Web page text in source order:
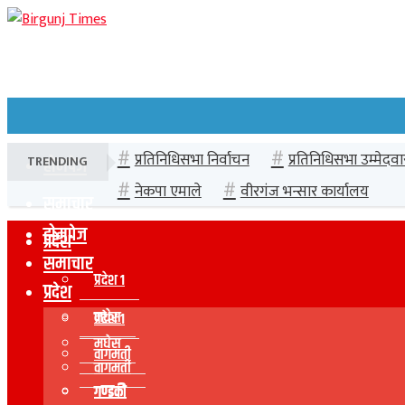
होमपेज
समाचार
प्रदेश
प्रदेश १
मधेस
वागमती
गण्डकी
TRENDING प्रतिनिधिसभा निर्वाचन प्रतिनिधिसभा
नेकपा एमाले
वीरगंज भन्सार कार्यालय
होमपेज
समाचार
प्रदेश
प्रदेश १
मधेस
वागमती
गण्डकी